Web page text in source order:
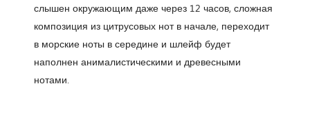
слышен окружающим даже через 12 часов, сложная
композиция из цитрусовых нот в начале, переходит
в морские ноты в середине и шлейф будет
наполнен анималистическими и древесными
нотами.